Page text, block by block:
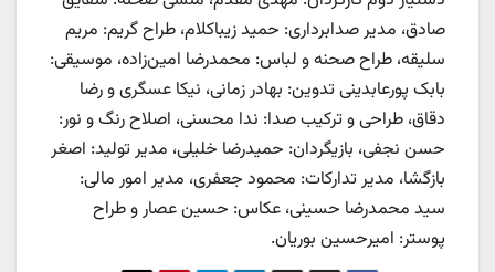
صادق، مدیر صدابرداری: حمید زیباکلام، طراح گریم: مریم
سلیقه، طراح صحنه و لباس: محمدرضا امین‌زاده، موسیقی:
بابک پورعابدینی تدوین: بهادر زمانی، نیکا عسگری و رضا
دقاق، طراحی و ترکیب صدا: ندا محسنی، اصلاح رنگ و نور:
حسن نجفی، بازیگردان: حمیدرضا خلیلی، مدیر تولید: اصغر
بازگشا، مدیر تدارکات: محمود جعفری، مدیر امور مالی:
سید محمدرضا حسینی، عکاس: حسین عصار و طراح
پوستر: امیرحسین بوریان.